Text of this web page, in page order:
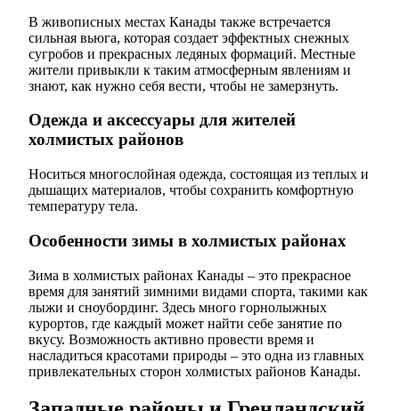
В живописных местах Канады также встречается
сильная вьюга, которая создает эффектных снежных
сугробов и прекрасных ледяных формаций. Местные
жители привыкли к таким атмосферным явлениям и
знают, как нужно себя вести, чтобы не замерзнуть.
Одежда и аксессуары для жителей
холмистых районов
Носиться многослойная одежда, состоящая из теплых и
дышащих материалов, чтобы сохранить комфортную
температуру тела.
Особенности зимы в холмистых районах
Зима в холмистых районах Канады – это прекрасное
время для занятий зимними видами спорта, такими как
лыжи и сноубординг. Здесь много горнолыжных
курортов, где каждый может найти себе занятие по
вкусу. Возможность активно провести время и
насладиться красотами природы – это одна из главных
привлекательных сторон холмистых районов Канады.